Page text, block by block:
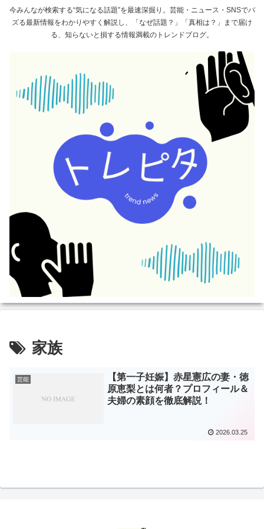
今みんなが検索する“気になる話題”を最速深掘り。芸能・ニュース・SNSでバ
ズる最新情報をわかりやすく解説し、「なぜ話題？」「真相は？」まで届け
る、知らないと損する情報満載のトレンドブログ。
家族
芸能
【第一子妊娠】赤星憲広の妻・徳
原恵梨とは何者？プロフィール＆
夫婦の素顔を徹底解説！
2026.03.25